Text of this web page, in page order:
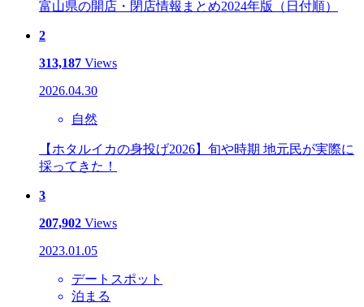
富山県の開店・閉店情報まとめ2024年版（日付順）
2
313,187 Views
2026.04.30
自然
【ホタルイカの身投げ2026】旬や時期 地元民が実際に
採ってきた！
3
207,902 Views
2023.01.05
デートスポット
泊まる